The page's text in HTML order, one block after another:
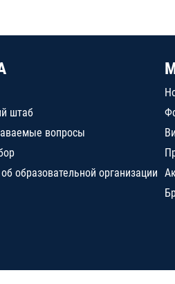
штаб
вопросы
образовательной организации